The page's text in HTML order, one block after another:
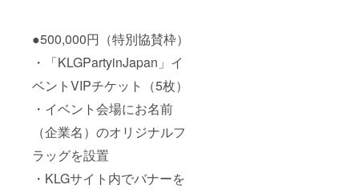
●500,000円（特別協賛枠）
・「KLGPartyinJapan」イ
ベントVIPチケット（5枚）
・イベント会場にお名前
（企業名）のオリジナルフ
ラッグを設置
・KLGサイト内でバナーを